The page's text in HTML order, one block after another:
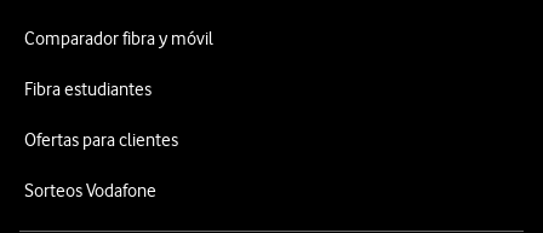
Comparador fibra y móvil
Fibra estudiantes
Ofertas para clientes
Sorteos Vodafone